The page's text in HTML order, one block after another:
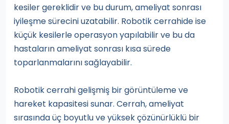
kesiler gereklidir ve bu durum, ameliyat sonrası
iyileşme sürecini uzatabilir. Robotik cerrahide ise
küçük kesilerle operasyon yapılabilir ve bu da
hastaların ameliyat sonrası kısa sürede
toparlanmalarını sağlayabilir.
Robotik cerrahi gelişmiş bir görüntüleme ve
hareket kapasitesi sunar. Cerrah, ameliyat
sırasında üç boyutlu ve yüksek çözünürlüklü bir